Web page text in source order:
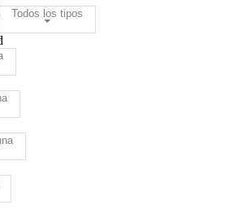
Todos los tipos